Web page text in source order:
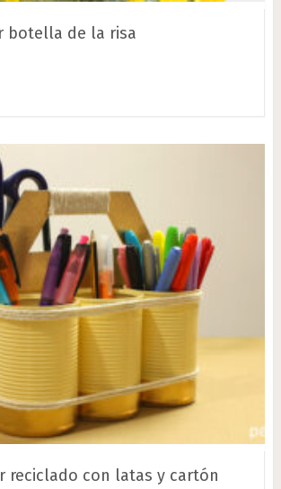
botella de la risa
reciclado con latas y cartón